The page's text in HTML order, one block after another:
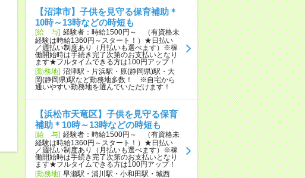
【沼津市】子供を見守る保育補助＊
10時～13時などの時短も
[給 与] 経験者：時給1500円～ （有資格未
経験は時給1360円～スタート！）★日払い
／週払い制度あり（月払いも選べます）※稼
働開始時は手続き完了次第のお支払いとなり
ます★フルタイムできる方は100円アップ！
[勤務地] 沼津駅・片浜駅・原(静岡県)駅・大
岡(静岡県)駅など勤務地多数！ ※自宅から
通いやすい勤務地を選んでいただけます！
【浜松市天竜区】子供を見守る保育
補助＊10時～13時などの時短も
[給 与] 経験者：時給1500円～ （有資格未
経験は時給1360円～スタート！）★日払い
／週払い制度あり（月払いも選べます）※稼
働開始時は手続き完了次第のお支払いとなり
ます★フルタイムできる方は100円アップ！
[勤務地] 早瀬駅・浦川駅・小和田駅・城西